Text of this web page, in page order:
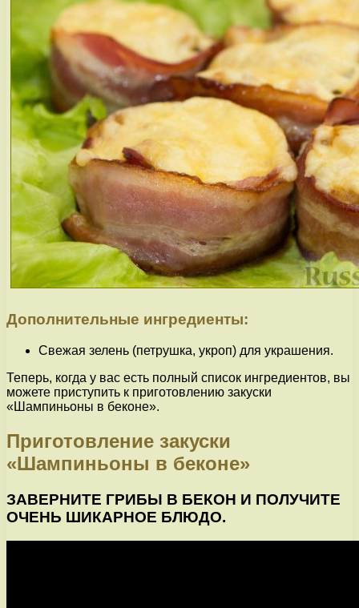
Дополнительные ингредиенты:
Свежая зелень (петрушка, укроп) для украшения.
Теперь, когда у вас есть полный список ингредиентов, вы
можете приступить к приготовлению закуски
«Шампиньоны в беконе».
Приготовление закуски
«Шампиньоны в беконе»
ЗАВЕРНИТЕ ГРИБЫ В БЕКОН И ПОЛУЧИТЕ
ОЧЕНЬ ШИКАРНОЕ БЛЮДО.